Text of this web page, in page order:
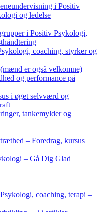
i Positiv
og ledelse
i Positiv Psykologi,
coaching, styrker og
er også velkomne)
og performance på
i øget selvværd og
tankemylder og
– Foredrag, kursus
– Gå Dig Glad
coaching, terapi –